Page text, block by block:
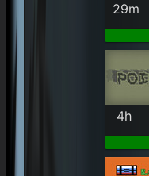
29m
4h